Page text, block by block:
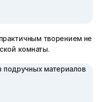
творением не
комнаты.